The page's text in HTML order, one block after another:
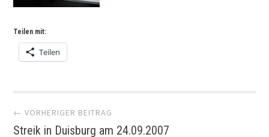
Teilen mit:
Teilen
Artikel-
← VORHERIGER BEITRAG
Streik in Duisburg am 24.09.2007